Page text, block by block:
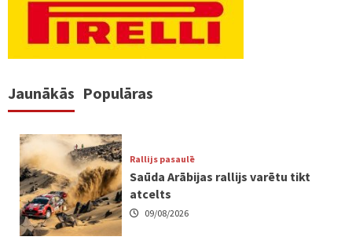
Jaunākās Populāras
Rallijs pasaulē
Saūda Arābijas rallijs varētu tikt
atcelts
09/08/2026